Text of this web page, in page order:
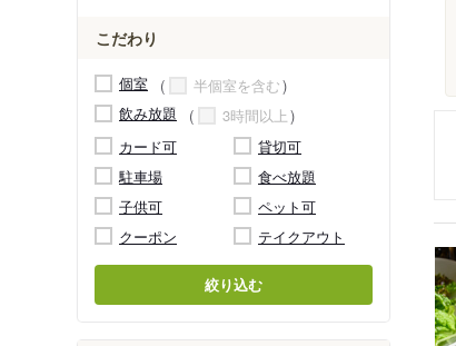
こだわり
個室
半個室を含む
飲み放題
3時間以上
カード可
貸切可
駐車場
食べ放題
子供可
ペット可
クーポン
テイクアウト
絞り込む